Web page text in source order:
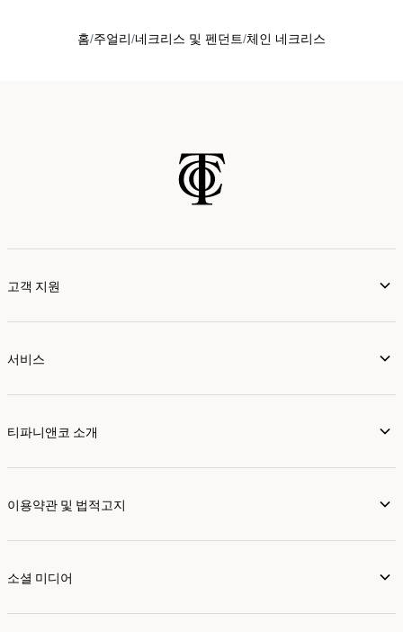
홈 주얼리 네크리스 및 펜던트 체인 네크리스
고객 지원
서비스
티파니앤코 소개
이용약관 및 법적고지
소셜 미디어